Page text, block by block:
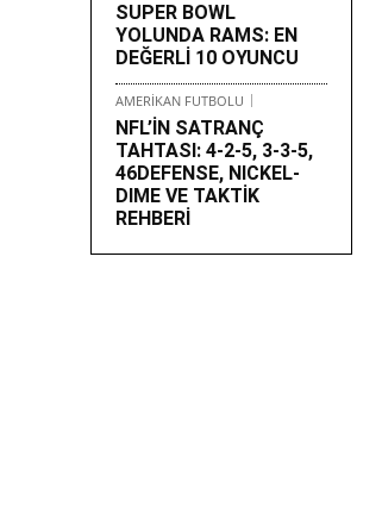
SUPER BOWL
YOLUNDA RAMS: EN
DEĞERLİ 10 OYUNCU
AMERİKAN FUTBOLU
NFL’İN SATRANÇ
TAHTASI: 4-2-5, 3-3-5,
46DEFENSE, NICKEL-
DIME VE TAKTİK
REHBERİ